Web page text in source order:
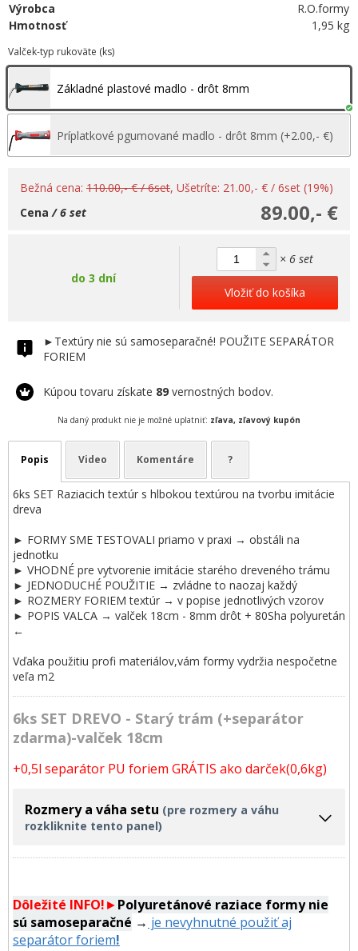
Výrobca
R.O.formy
Hmotnosť
1,95 kg
Valček-typ rukoväte (ks)
Základné plastové madlo - drôt 8mm
Príplatkové pgumované madlo - drôt 8mm (+2.00,- €)
Bežná cena: 110.00,- € / 6set, Ušetríte: 21.00,- € / 6set (19%)
89.00,- €
Cena / 6 set
do 3 dní
× 6 set
Vložiť do košíka
►Textúry nie sú samoseparačné! POUŽITE SEPARÁTOR
FORIEM
Kúpou tovaru získate 89 vernostných bodov.
Na daný produkt nie je možné uplatniť: zľava, zľavový kupón
Popis Video Komentáre ?
6ks SET Raziacich textúr s hlbokou textúrou na tvorbu imitácie
dreva
► FORMY SME TESTOVALI priamo v praxi → obstáli na
jednotku
► VHODNÉ pre vytvorenie imitácie starého dreveného trámu
► JEDNODUCHÉ POUŽITIE → zvládne to naozaj každý
► ROZMERY FORIEM textúr → v popise jednotlivých vzorov
► POPIS VALCA → valček 18cm - 8mm drôt + 80Sha polyuretán
←
Vďaka použitiu profi materiálov,vám formy vydržia nespočetne
veľa m2
6ks SET DREVO - Starý trám (+separátor
zdarma)-valček 18cm
+0,5l separátor PU foriem GRÁTIS ako darček(0,6kg)
Rozmery a váha setu (pre rozmery a váhu
rozkliknite tento panel)
Dôležité INFO!►Polyuretánové raziace formy nie
sú samoseparačné → je nevyhnutné použiť aj
separátor foriem!